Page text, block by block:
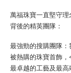
萬福珠寶一直堅守
背後的精英團隊：
最強勁的搜購團隊
被熱購的珠寶首飾，
最卓越的工藝及最